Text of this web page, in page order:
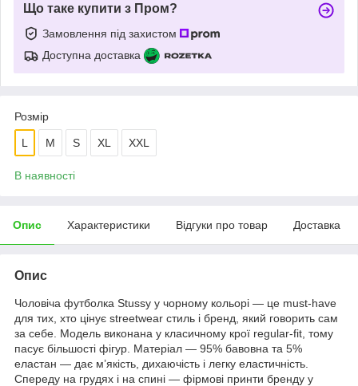
Що таке купити з Пром?
Замовлення під захистом
Доступна доставка
Розмір
L M S XL XXL
В наявності
Опис Характеристики Відгуки про товар Доставка
Опис
Чоловіча футболка Stussy у чорному кольорі — це must-have
для тих, хто цінує streetwear стиль і бренд, який говорить сам
за себе. Модель виконана у класичному крої regular-fit, тому
пасує більшості фігур. Матеріал — 95% бавовна та 5%
еластан — дає м’якість, дихаючість і легку еластичність.
Спереду на грудях і на спині — фірмові принти бренду у